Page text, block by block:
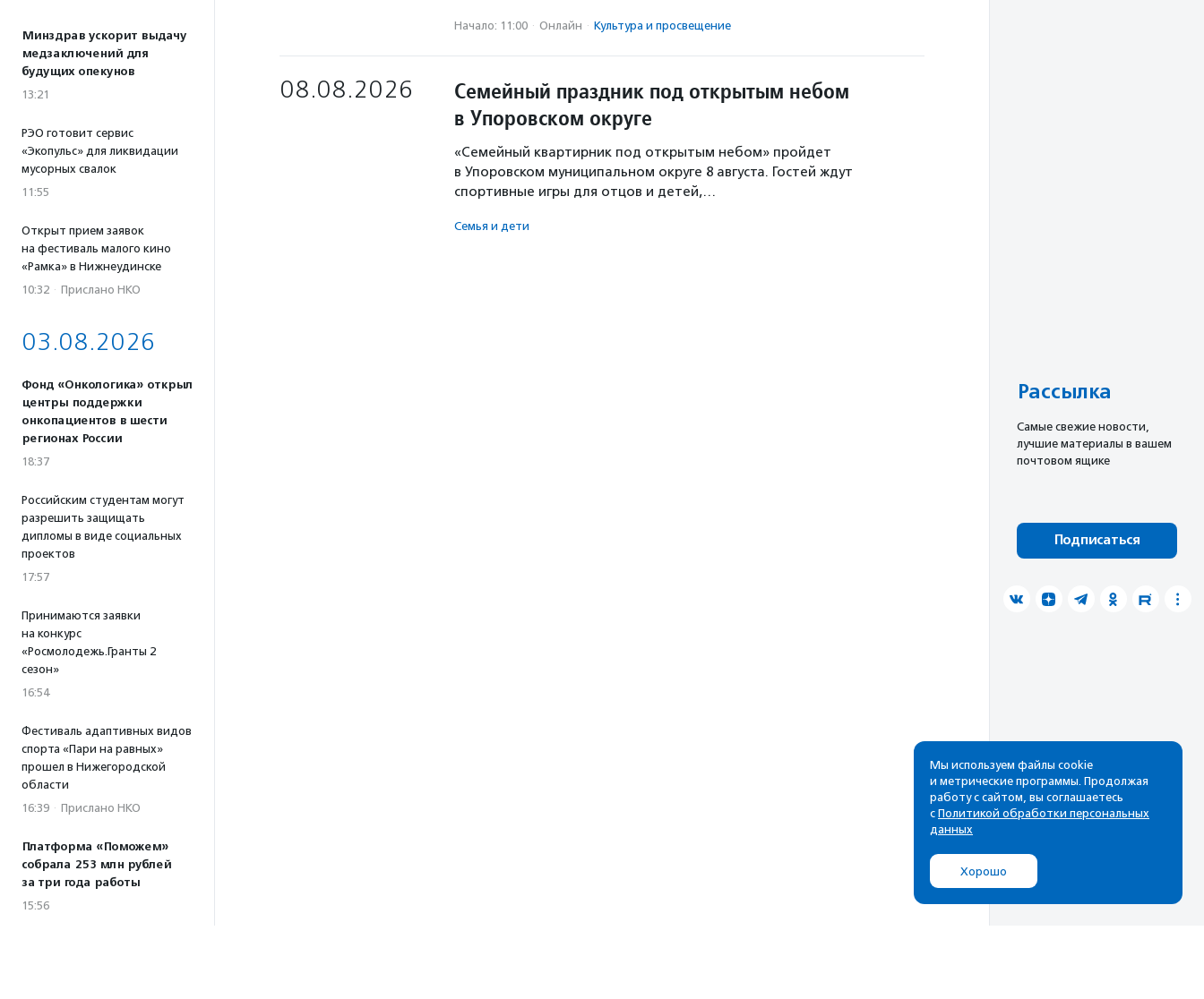
Минздрав ускорит выдачу
медзаключений для
будущих опекунов
13:21
РЭО готовит сервис
«Экопульс» для ликвидации
мусорных свалок
11:55
Открыт прием заявок
на фестиваль малого кино
«Рамка» в Нижнеудинске
10:32 · Прислано НКО
03.08.2026
Фонд «Онкологика» открыл
центры поддержки
онкопациентов в шести
регионах России
18:37
Российским студентам могут
разрешить защищать
дипломы в виде социальных
проектов
17:57
Принимаются заявки
на конкурс
«Росмолодежь.Гранты 2
сезон»
16:54
Фестиваль адаптивных видов
спорта «Пари на равных»
прошел в Нижегородской
области
16:39 · Прислано НКО
Платформа «Поможем»
собрала 253 млн рублей
за три года работы
15:56
Начало: 11:00 · Онлайн · Культура и просвещение
08.08.2026
Семейный праздник под открытым небом
в Упоровском округе
«Семейный квартирник под открытым небом» пройдет
в Упоровском муниципальном округе 8 августа. Гостей ждут
спортивные игры для отцов и детей,…
Семья и дети
Рассылка
Cамые свежие новости,
лучшие материалы в вашем
почтовом ящике
Подписаться
Мы используем файлы cookie
и метрические программы. Продолжая
работу с сайтом, вы соглашаетесь
с Политикой обработки персональных
данных
Хорошо